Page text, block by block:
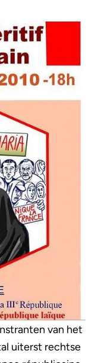
van het
uiterst rechtse